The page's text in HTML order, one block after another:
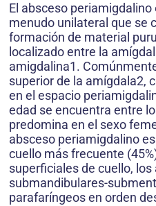
El absceso
menudo unilateral que se
formación de material
localizado entre la
amigdalina1.
superior de la amígdala2,
en el espacio
edad se encuentra entre
predomina en el sexo
absceso periamigdalino
cuello más frecuente
superficiales de cuello, los
submandibulares-
parafaríngeos en orden